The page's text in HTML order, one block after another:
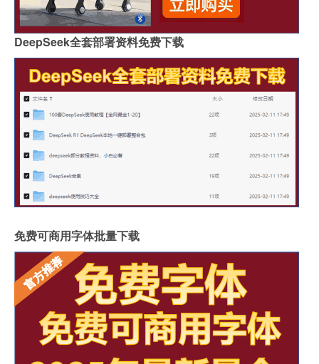
DeepSeek全套部署资料免费下载
免费可商用字体批量下载